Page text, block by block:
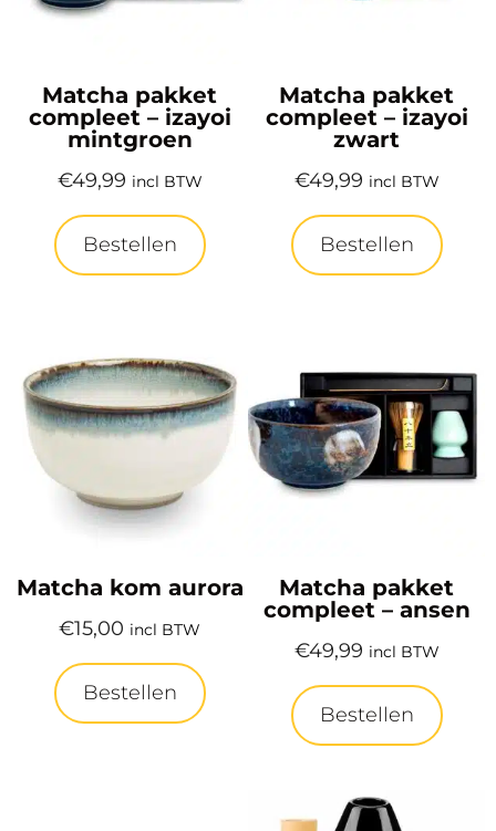
Matcha pakket
compleet – izayoi
mintgroen
€49,99 incl BTW
Bestellen
Matcha pakket
compleet – izayoi
zwart
€49,99 incl BTW
Bestellen
Matcha kom aurora
€15,00 incl BTW
Bestellen
Matcha pakket
compleet – ansen
€49,99 incl BTW
Bestellen